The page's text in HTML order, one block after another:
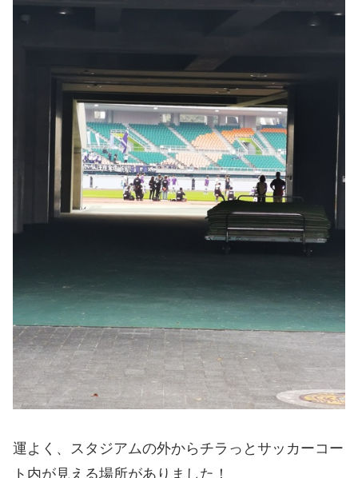
運よく、スタジアムの外からチラっとサッカーコー
ト内が見える場所がありました！